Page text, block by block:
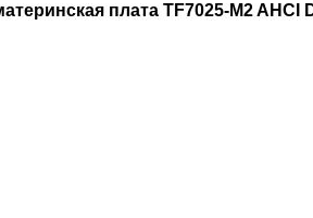
плата TF7025-M2 AHCI